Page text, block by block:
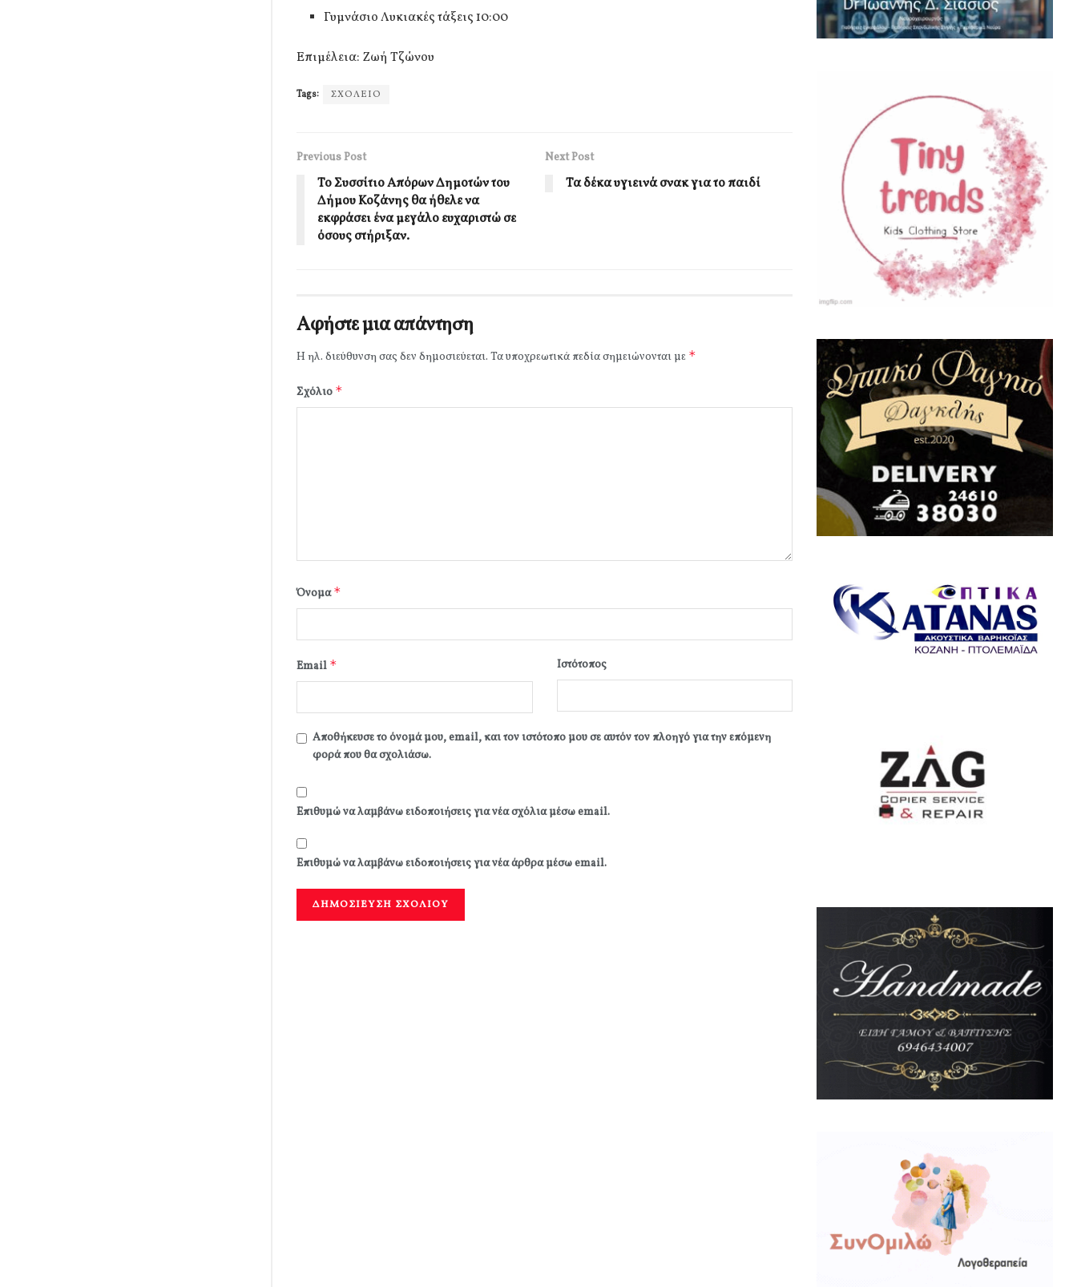
Γυμνάσιο Λυκιακές τάξεις 10:00
Επιμέλεια: Ζωή Τζώνου
Tags: ΣΧΟΛΕΙΟ
Previous Post
Το Συσσίτιο Απόρων Δημοτών του
Δήμου Κοζάνης θα ήθελε να
εκφράσει ένα μεγάλο ευχαριστώ σε
όσους στήριξαν.
Next Post
Τα δέκα υγιεινά σνακ για το παιδί
Αφήστε μια απάντηση
Η ηλ. διεύθυνση σας δεν δημοσιεύεται. Τα υποχρεωτικά πεδία σημειώνονται με *
Σχόλιο *
Όνομα*
Email * Ιστότοπος
Αποθήκευσε το όνομά μου, email, και τον ιστότοπο μου σε αυτόν τον πλοηγό για την επόμενη
φορά που θα σχολιάσω.
Επιθυμώ να λαμβάνω ειδοποιήσεις για νέα σχόλια μέσω email.
Επιθυμώ να λαμβάνω ειδοποιήσεις για νέα άρθρα μέσω email.